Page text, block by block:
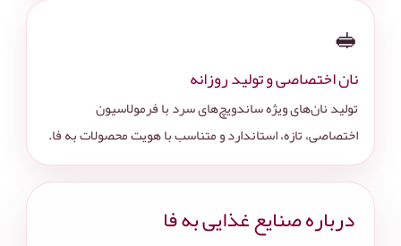
🥪
نان اختصاصی و تولید روزانه
تولید نان‌های ویژه ساندویچ‌های سرد با فرمولاسیون
اختصاصی، تازه، استاندارد و متناسب با هویت محصولات به فا.
درباره صنایع غذایی به فا